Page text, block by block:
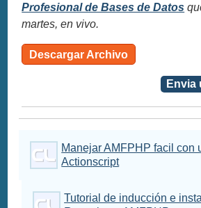
Profesional de Bases de Datos
martes, en vivo.
Descargar Archivo
Envia
Manejar AMFPHP facil con
Actionscript
Tutorial de inducción e